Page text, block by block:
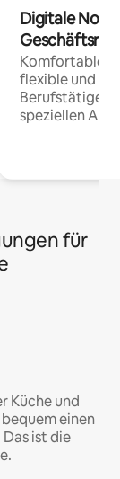
Digitale
Komfortable
flexible und
Berufstätige
speziellen
für
Küche und
einen
ist die